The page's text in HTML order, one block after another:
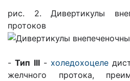
рис. 2. Дивертикулы
протоков
-Тип III- холедохоцеле
желчного протока,